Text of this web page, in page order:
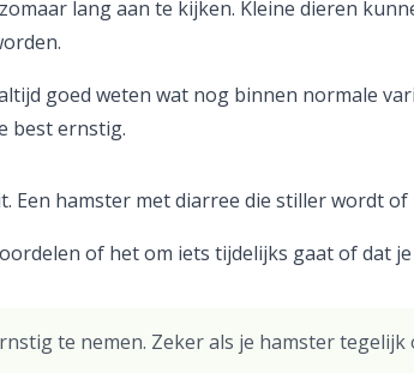
lang aan te kijken. Kleine dieren
goed weten wat nog binnen normale
best ernstig.
Een hamster met diarree die stiller wordt
of het om iets tijdelijks gaat of dat
te nemen. Zeker als je hamster